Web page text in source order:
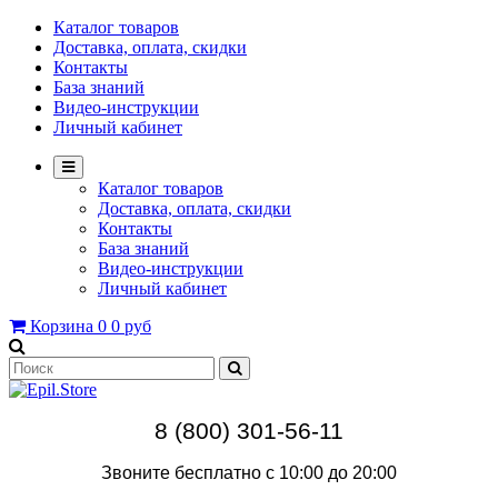
Каталог товаров
Доставка, оплата, скидки
Контакты
База знаний
Видео-инструкции
Личный кабинет
Каталог товаров
Доставка, оплата, скидки
Контакты
База знаний
Видео-инструкции
Личный кабинет
Корзина 0 0 руб
8 (800) 301-56-11
Звоните бесплатно с 10:00 до 20:00